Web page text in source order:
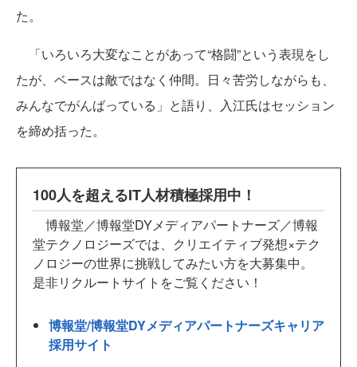
た。
「いろいろ大変なことがあって“格闘”という表現をし
たが、ベースは敵ではなく仲間。日々苦労しながらも、
みんなでがんばっている」と語り、入江氏はセッション
を締め括った。
100人を超えるIT人材積極採用中！
博報堂／博報堂DYメディアパートナーズ／博報
堂テクノロジーズでは、クリエイティブ発想×テク
ノロジーの世界に挑戦してみたい方を大募集中。
是非リクルートサイトをご覧ください！
博報堂/博報堂DYメディアパートナーズキャリア
採用サイト